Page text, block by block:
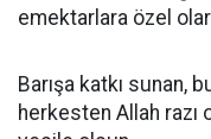
emektarlara özel
Barışa katkı sunan,
herkesten Allah razı